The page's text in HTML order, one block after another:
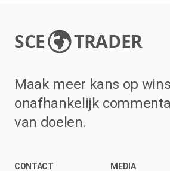
SCE TRADER
Maak meer kans op
onafhankelijk
van doelen.
CONTACT MEDIA